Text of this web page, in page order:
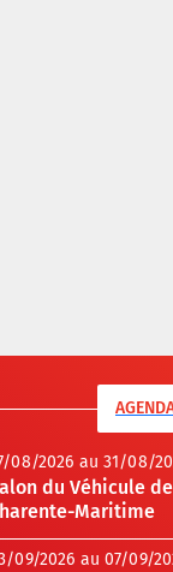
08/2026 au 31/08/
du Véhicule
Maritime
09/2026 au 07/09/